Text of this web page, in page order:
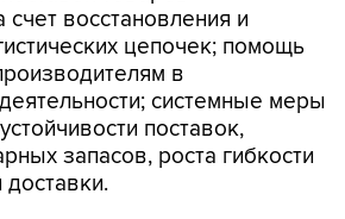
счет восстановления и
цепочек; помощь
в
системные меры
поставок,
запасов, роста гибкости
доставки.